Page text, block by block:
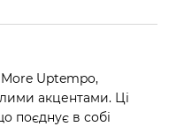
Uptempo,
акцентами. Ці
поєднує в собі